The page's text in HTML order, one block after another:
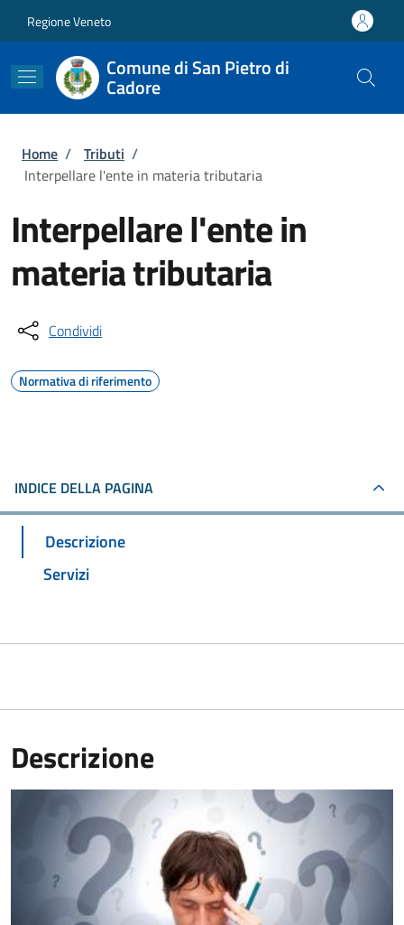
Regione Veneto
Comune di San Pietro di
Cadore
Briciole di pane
Home / Tributi /
Interpellare l'ente in materia tributaria
Interpellare l'ente in
materia tributaria
Condividi
Normativa di riferimento
INDICE DELLA PAGINA
Descrizione
Servizi
Descrizione